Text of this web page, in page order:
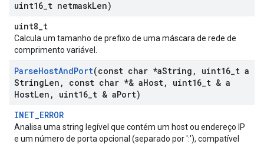
uint16 t netmaskLen)
uint8_t
Calcula um tamanho de prefixo de uma máscara de rede de
comprimento variável.
ParseHostAndPort(const char *aString , uint16 t a
StringLen , const char *& aHost, uint16 t & a
HostLen , uint16 t & aPort)
INET_ERROR
Analisa uma string legível que contém um host ou endereço IP
e um número de porta opcional (separado por ':'), compatível